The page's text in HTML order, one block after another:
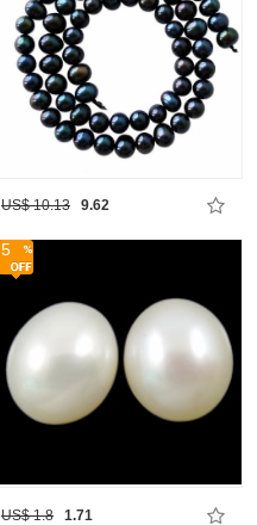
US$ 10.13 9.62
5
US$ 1.8 1.71